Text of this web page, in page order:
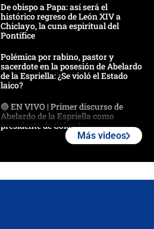
De obispo a Papa: así será el
histórico regreso de León XIV a
Chiclayo, la cuna espiritual del
Pontífice
Polémica por rabino, pastor y
sacerdote en la posesión de Abelardo
de la Espriella: ¿Se violó el Estado
laico?
🔴 EN VIVO | Primer discurso de
Abelardo de la Espriella como
presidente de Colombia
Más videos